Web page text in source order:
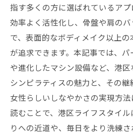
指す多くの方に選ばれているア
効率よく活性化し、骨盤や肩の
で、表面的なボディメイク以上
が追求できます。本記事では、
や進化したマシン設備など、港
シンピラティスの魅力と、その
女性らしいしなやかさの実現方法
読むことで、港区ライフスタイ
りへの近道や、毎日をより洗練